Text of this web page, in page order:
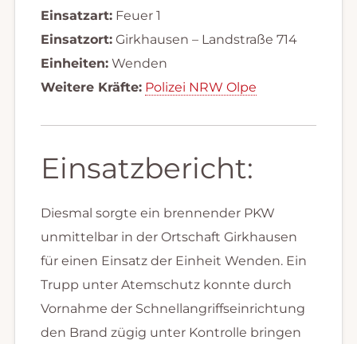
Einsatzart:Feuer 1
Einsatzort:Girkhausen – Landstraße 714
Einheiten:Wenden
Weitere Kräfte: Polizei NRW Olpe
Einsatzbericht:
Diesmal sorgte ein brennender PKW
unmittelbar in der Ortschaft Girkhausen
für einen Einsatz der Einheit Wenden. Ein
Trupp unter Atemschutz konnte durch
Vornahme der Schnellangriffseinrichtung
den Brand zügig unter Kontrolle bringen